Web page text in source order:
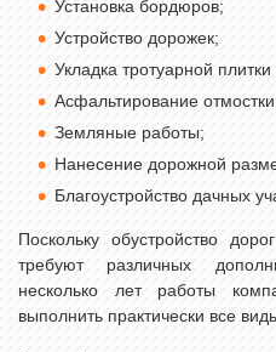
Установка бордюров;
Устройство дорожек;
Укладка тротуарной плитки
Асфальтирование
Земляные работы;
Нанесение дорожной
Благоустройство дачных
Поскольку обустройство
требуют различных
несколько лет работы
выполнить практически все